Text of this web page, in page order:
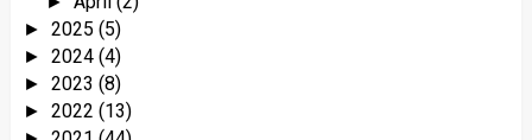
► 2025 (5)
► 2024 (4)
► 2023 (8)
► 2022 (13)